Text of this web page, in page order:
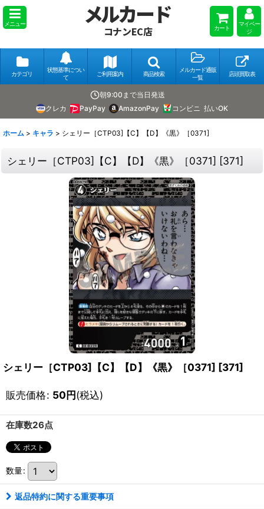
メニュー メルカード
コナンEC店 カート
マイペー
ジ
カテゴリ
状態基準につい
て
ご利用案内 商品検索
メルカード通販
一覧
店頭買取表
朝9:00まで当日発送
クレカ
PayPay AmazonPay コンビニ 払いOK
ホーム > キャラ > シェリー［CTP03]【C】【D】《黒》［0371]
シェリー［CTP03]【C】【D】《黒》［0371] [371]
シェリー［CTP03]【C】【D】《黒》［0371] [371]
販売価格: 50円(税込)
在庫数26点
数量:
返品特約に関する重要事項